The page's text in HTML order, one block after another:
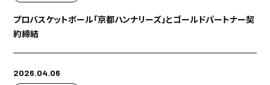
プロバスケットボール「京都ハンナリーズ」とゴールドパートナー契
約締結
2026.04.06